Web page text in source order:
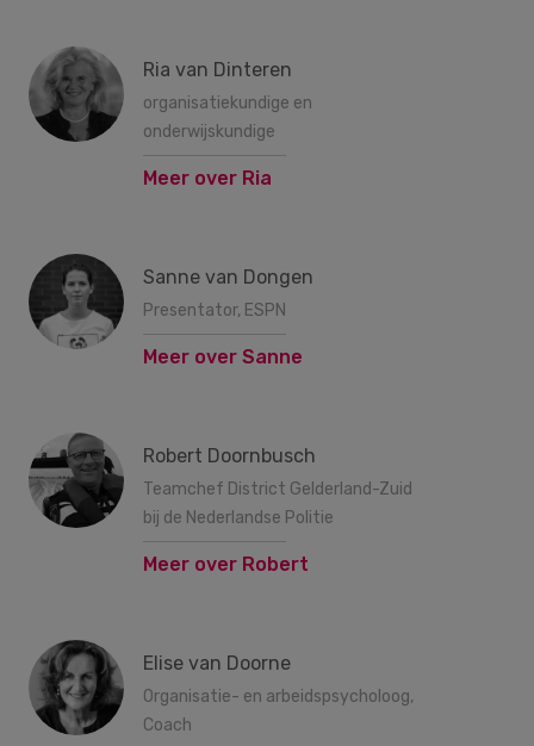
Ria van Dinteren
organisatiekundige en
onderwijskundige
Meer over Ria
Sanne van Dongen
Presentator, ESPN
Meer over Sanne
Robert Doornbusch
Teamchef District Gelderland-Zuid
bij de Nederlandse Politie
Meer over Robert
Elise van Doorne
Organisatie- en arbeidspsycholoog,
Coach